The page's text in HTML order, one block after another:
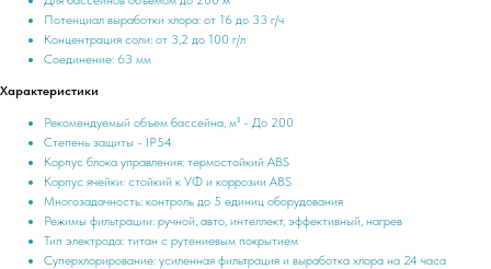
Потенциал выработки хлора: от 16 до 33 г/ч
Концентрация соли: от 3,2 до 100 г/л
Соединение: 63 мм
Характеристики
Рекомендуемый объем бассейна, м³ - До 200
Степень защиты - IP54
Корпус блока управления: термостойкий ABS
Корпус ячейки: стойкий к УФ и коррозии ABS
Многозадачность: контроль до 5 единиц оборудования
Режимы фильтрации: ручной, авто, интеллект, эффективный, нагрев
Тип электрода: титан с рутениевым покрытием
Суперхлорирование: усиленная фильтрация и выработка хлора на 24 часа